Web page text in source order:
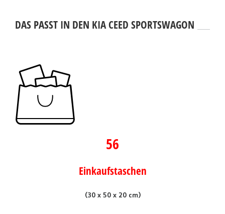
DAS PASST IN DEN KIA CEED SPORTSWAGON
56
Einkaufstaschen
(30 x 50 x 20 cm)